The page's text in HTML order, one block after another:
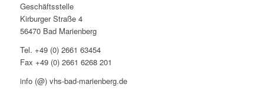
Geschäftsstelle
Kirburger Straße 4
56470 Bad Marienberg
Tel. +49 (0) 2661 63454
Fax +49 (0) 2661 6268 201
info (@) vhs-bad-marienberg.de